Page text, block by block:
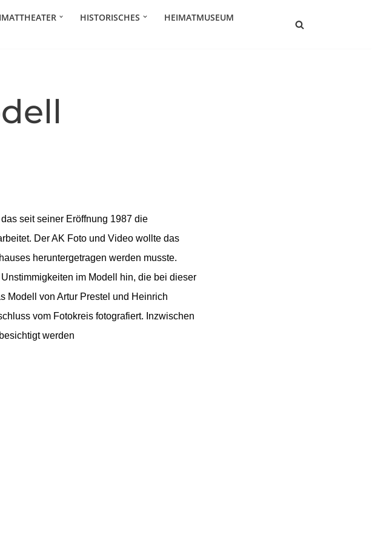
HISTORISCHES
HEIMATMUSEUM
seit seiner Eröffnung 1987 die
Der AK Foto und Video wollte das
heruntergetragen werden musste.
im Modell hin, die bei dieser
Modell von Artur Prestel und Heinrich
vom Fotokreis fotografiert. Inzwischen
werden